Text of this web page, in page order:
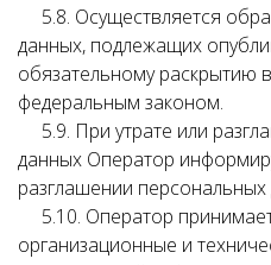
5.8. Осуществляется
данных, подлежащих
обязательному раскрытию
федеральным законом.
5.9. При утрате или
данных Оператор
разглашении персональных
5.10. Оператор
организационные и